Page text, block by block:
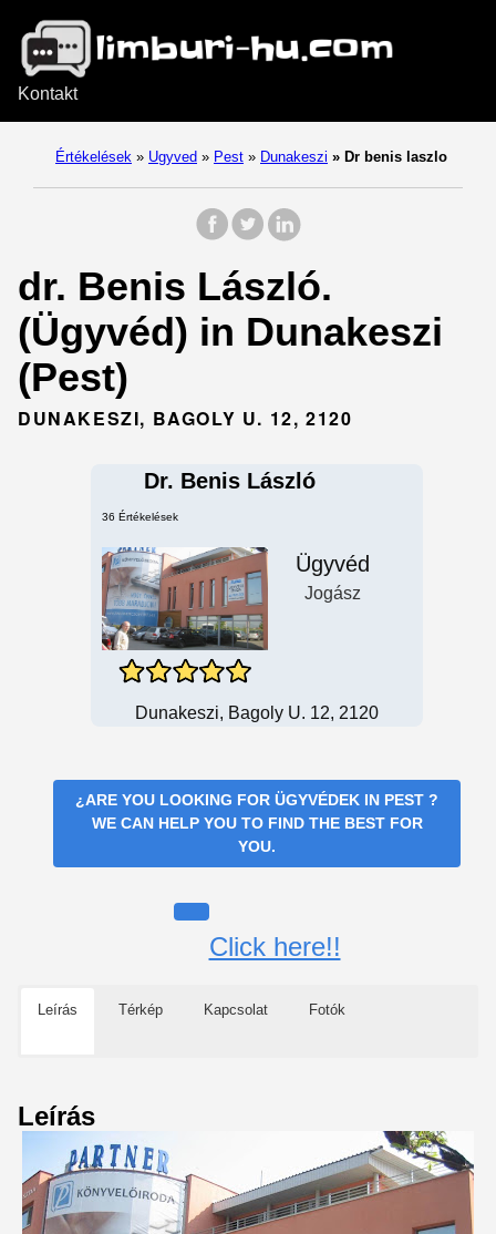
Kontakt
Értékelések » Ugyved » Pest » Dunakeszi » Dr benis laszlo
dr. Benis László.
(Ügyvéd) in Dunakeszi
(Pest)
DUNAKESZI, BAGOLY U. 12, 2120
Dr. Benis László
36 Értékelések
Ügyvéd
Jogász
Dunakeszi, Bagoly U. 12, 2120
¿ARE YOU LOOKING FOR ÜGYVÉDEK IN PEST ?
WE CAN HELP YOU TO FIND THE BEST FOR
YOU.
Click here!!
Leírás Térkép Kapcsolat Fotók
Leírás